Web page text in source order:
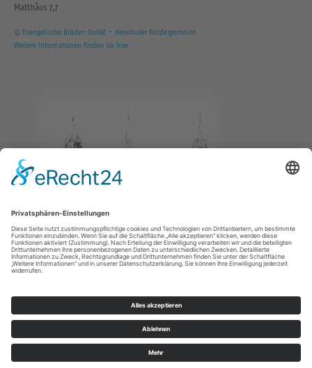
Matthäus 7,7
© Evangelische Brüder-Unität – Herrnhuter Brüdergemeine
Weitere Informationen finden Sie hier
© Ev.-Luth. Kirchgemeinde Arnsdorf-Fischbach-Wallroda 2026